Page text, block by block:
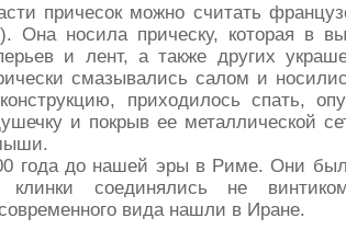
причесок можно считать
носила прическу, которая в
и лент, а также других
смазывались салом и
приходилось спать,
и покрыв ее металлической
года до нашей эры в Риме. Они
соединялись не
вида нашли в Иране.